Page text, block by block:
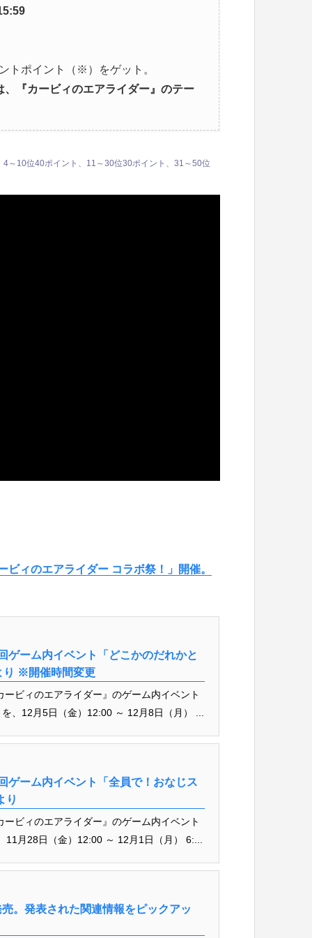
トポイント（※）をゲット。
『カービィのエアライダー』 のテー
～10位40ポイント、11～30位30ポイント、31～50位
ィのエアライダー コラボ祭！」開催。
ゲーム内イベント「どこかのだれかと
り ※開催時間変更
ビィのエアライダー』のゲーム内イベント
、12月5日（金）12:00 ～ 12月8日（月） ...
ゲーム内イベント「全員で！おなじス
り
ビィのエアライダー』のゲーム内イベント
月28日（金）12:00 ～ 12月1日（月） 6:...
。発表された関連情報をピックアッ